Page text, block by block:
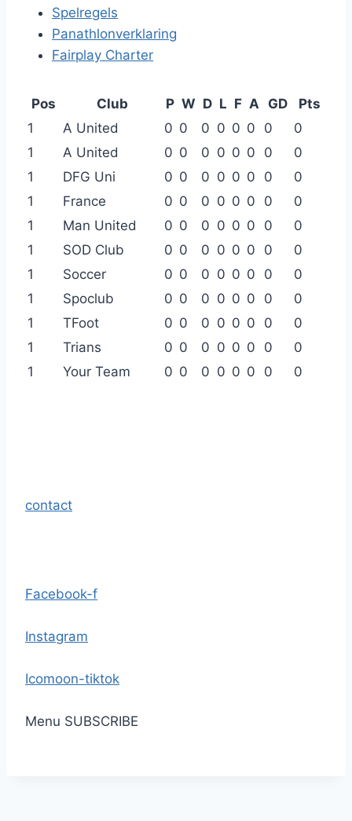
Spelregels
Panathlonverklaring
Fairplay Charter
Pos Club P W D L F A GD
Pts
1
A United 0 0 0 0 0 0 0
0
1
A United 0 0 0 0 0 0 0
0
1
DFG Uni 0 0 0 0 0 0 0
0
1
France 0 0 0 0 0 0 0
0
1
Man United 0 0 0 0 0 0 0
0
1
SOD Club 0 0 0 0 0 0 0
0
1
Soccer 0 0 0 0 0 0 0
0
1
Spoclub 0 0 0 0 0 0 0
0
1
TFoot 0 0 0 0 0 0 0
0
1
Trians 0 0 0 0 0 0 0
0
1
Your Team 0 0 0 0 0 0 0 0
contact
Facebook-f
Instagram
Icomoon-tiktok
Menu SUBSCRIBE